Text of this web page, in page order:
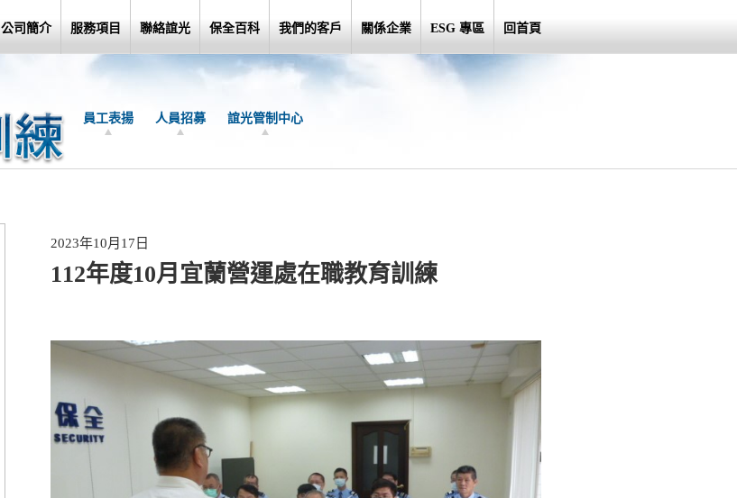
公司簡介 服務項目 聯絡誼光 保全百科 我們的客戶 關係企業 ESG 專區 回首頁
員工表揚 人員招募 誼光管制中心
2023年10月17日
112年度10月宜蘭營運處在職教育訓練